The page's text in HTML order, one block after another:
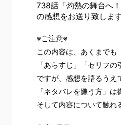
738話「灼熱の舞台へ！
の感想をお送り致します
※ご注意※
この内容は、あくまでも
「あらすじ」「セリフ
ですが、感想を語るうえ
「ネタバレを嫌う方」
そして内容について触れ